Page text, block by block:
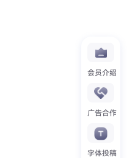
会员介绍
广告合作
字体投稿